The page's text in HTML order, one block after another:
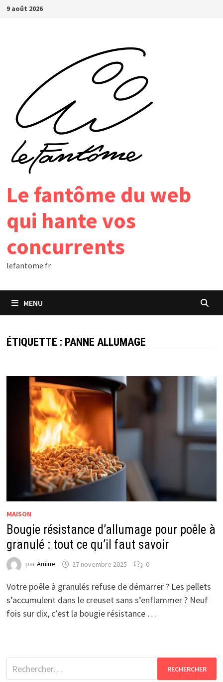
Passer
9 août 2026
Le fantôme du web
qui hante vos
concurrents
lefantome.fr
MENU
ÉTIQUETTE : PANNE ALLUMAGE
MAISON
Bougie résistance d’allumage pour poêle à
granulé : tout ce qu’il faut savoir
parAmine 27 novembre 2025 0
Votre poêle à granulés refuse de démarrer ? Les pellets
s’accumulent dans le creuset sans s’enflammer ? Neuf
fois sur dix, c’est la bougie résistance …
Rechercher :